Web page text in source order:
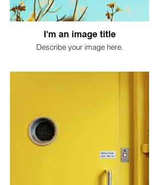
I'm an image title
Describe your image here.